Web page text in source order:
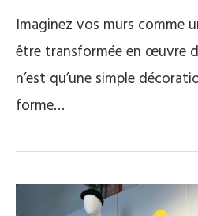
Imaginez vos murs comme
être transformée en œuvre
n’est qu’une simple
forme…